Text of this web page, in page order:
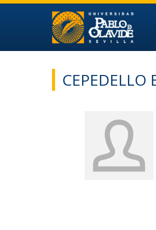
Ir al contenido principal de la página (alt + s)
Ir a la cabecera de la página (alt + c)
Ir al pie de la página (alt + p)
Ir al menú principal (alt + u)
CEPEDELLO